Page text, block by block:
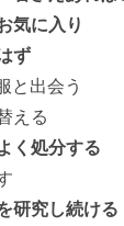
気に入り
ず
出会う
る
く処分する
研究し続ける